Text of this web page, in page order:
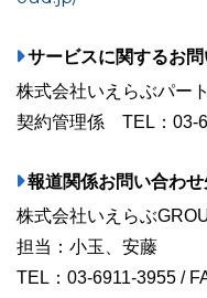
サービスに関するお
株式会社いえらぶパー
契約管理係 TEL：03-
報道関係お問い合わ
株式会社いえらぶ
担当：小玉、安藤
TEL：03-6911-3955 /